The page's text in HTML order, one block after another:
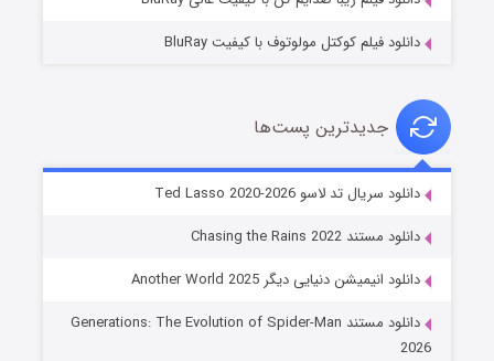
خاندان اژدها فصل ۳
دانلود فیلم کوکتل مولوتوف با کیفیت BluRay
جدیدترین پست‌ها
دانلود سریال تد لاسو Ted Lasso 2020-2026
دانلود مستند Chasing the Rains 2022
دانلود انیمیشن دنیایی دیگر Another World 2025
دانلود مستند Generations: The Evolution of Spider-Man
2026